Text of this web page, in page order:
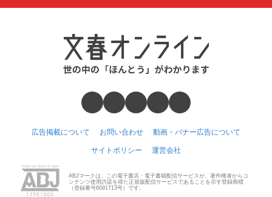
広告掲載について お問い合わせ 動画・バナー広告について
サイトポリシー 運営会社
ABJマークは、この電子書店・電子書籍配信サービスが、著作権者からコ
ンテンツ使用許諾を得た正規版配信サービスであることを示す登録商標
（登録番号6091713号）です。